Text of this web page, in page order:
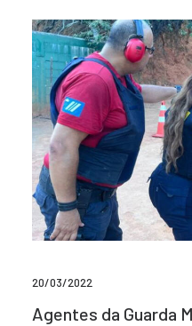
20/03/2022
Agentes da Guarda